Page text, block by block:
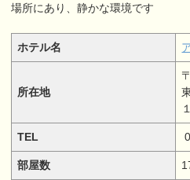
場所にあり、静かな環境です
ホテル名
所在地
TEL
部屋数